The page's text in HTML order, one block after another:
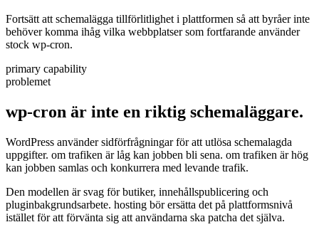
Fortsätt att schemalägga tillförlitlighet i plattformen så att byråer inte
behöver komma ihåg vilka webbplatser som fortfarande använder
stock wp-cron.
primary capability
problemet
wp-cron är inte en riktig schemaläggare.
WordPress använder sidförfrågningar för att utlösa schemalagda
uppgifter. om trafiken är låg kan jobben bli sena. om trafiken är hög
kan jobben samlas och konkurrera med levande trafik.
Den modellen är svag för butiker, innehållspublicering och
pluginbakgrundsarbete. hosting bör ersätta det på plattformsnivå
istället för att förvänta sig att användarna ska patcha det själva.